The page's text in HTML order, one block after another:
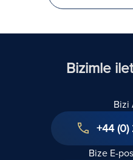
Bizimle
Bizi
+44 (0)
Bize E-